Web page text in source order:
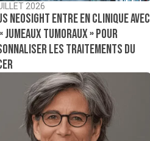
2026
NeoSight entre en clinique avec
jumeaux tumoraux » pour
les traitements du